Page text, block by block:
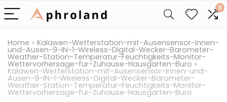
0
Home » Kalawen-Wetterstation-mit-Ausensensor-Innen-
und-Ausen-9-IN-1-Wireless-Digital-Wecker-Barometer-
Weather-Station-Temperatur-Feuchtigkeits-Monitor-
Wettervorhersage-fur-Zuhause-Hausgarten-Buro »
Kalawen-Wetterstation-mit-Ausensensor-Innen-und-
Ausen-9-IN-1-Wireless-Digital-Wecker-Barometer-
Weather-Station-Temperatur-Feuchtigkeits-Monitor-
Wettervorhersage-fur-Zuhause-Hausgarten-Buro